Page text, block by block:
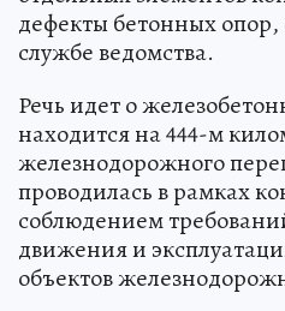
дефекты бетонных
службе ведомства.
Речь идет о
находится на 444-м
железнодорожного
проводилась в рамках
соблюдением
движения и
объектов